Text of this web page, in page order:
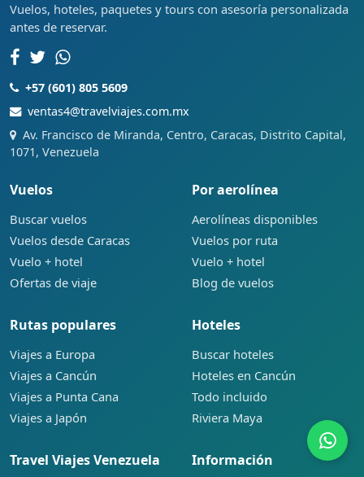
Vuelos, hoteles, paquetes y tours con asesoría personalizada
antes de reservar.
+57 (601) 805 5609
ventas4@travelviajes.com.mx
Av. Francisco de Miranda, Centro, Caracas, Distrito Capital,
1071, Venezuela
Vuelos
Buscar vuelos
Vuelos desde Caracas
Vuelo + hotel
Ofertas de viaje
Por aerolínea
Aerolíneas disponibles
Vuelos por ruta
Vuelo + hotel
Blog de vuelos
Rutas populares
Viajes a Europa
Viajes a Cancún
Viajes a Punta Cana
Viajes a Japón
Hoteles
Buscar hoteles
Hoteles en Cancún
Todo incluido
Riviera Maya
Travel Viajes Venezuela Información